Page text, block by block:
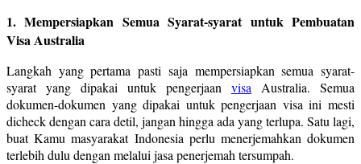
1. Mempersiapkan Semua Syarat-syarat untuk Pembuatan
Visa Australia
Langkah yang pertama pasti saja mempersiapkan semua syarat-
syarat yang dipakai untuk pengerjaan visa Australia. Semua
dokumen-dokumen yang dipakai untuk pengerjaan visa ini mesti
dicheck dengan cara detil, jangan hingga ada yang terlupa. Satu lagi,
buat Kamu masyarakat Indonesia perlu menerjemahkan dokumen
terlebih dulu dengan melalui jasa penerjemah tersumpah.